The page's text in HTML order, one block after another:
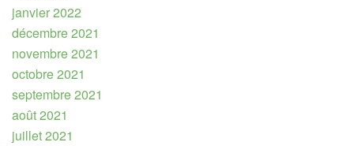
janvier 2022
décembre 2021
novembre 2021
octobre 2021
septembre 2021
août 2021
juillet 2021